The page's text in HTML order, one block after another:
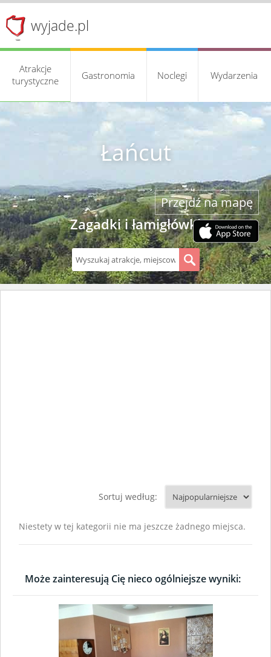
wyjade.pl
Atrakcje
turystyczne
Gastronomia Noclegi Wydarzenia
Łańcut
Zagadki i łamigłówki
Przejdź na mapę
Sortuj według:
Niestety w tej kategorii nie ma jeszcze żadnego miejsca.
Może zainteresują Cię nieco ogólniejsze wyniki: